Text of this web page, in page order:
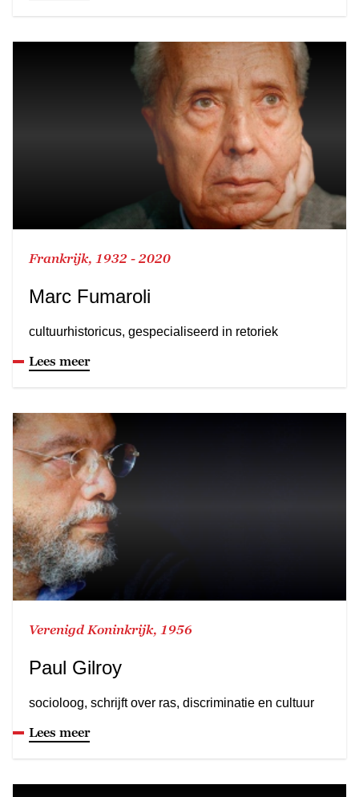
Frankrijk, 1932 - 2020
Marc Fumaroli
cultuurhistoricus, gespecialiseerd in retoriek
Lees meer
Verenigd Koninkrijk, 1956
Paul Gilroy
socioloog, schrijft over ras, discriminatie en cultuur
Lees meer